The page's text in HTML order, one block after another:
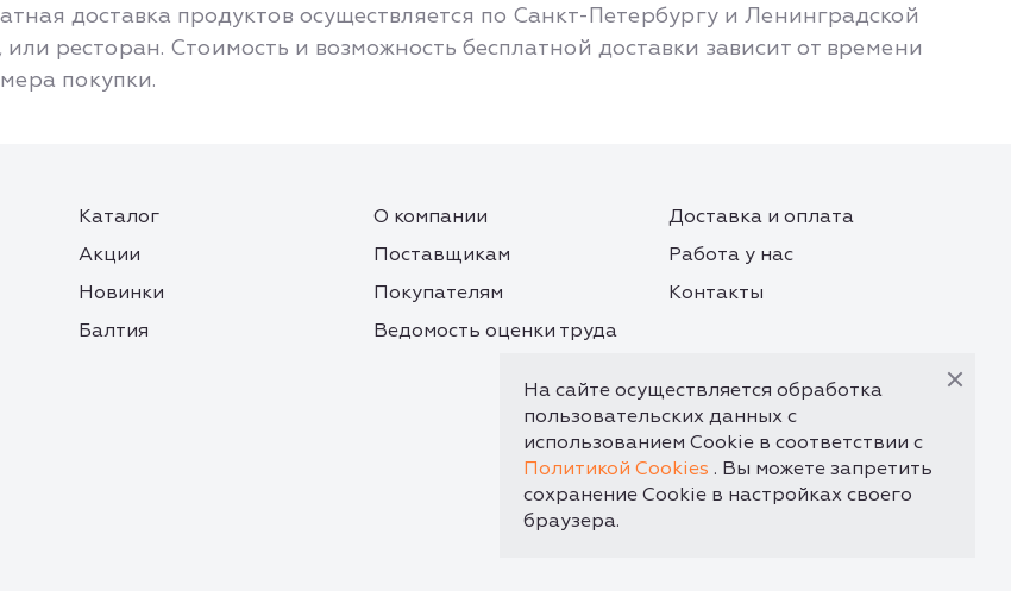
доставка продуктов осуществляется по Санкт-Петербургу и Ленинградской
ресторан. Стоимость и возможность бесплатной доставки зависит от времени
покупки.
Каталог О компании
Доставка и оплата
Акции
Поставщикам
Работа у нас
Новинки
Покупателям
Контакты
Балтия
Ведомость оценки труда
На сайте осуществляется обработка
пользовательских данных с
использованием Cookie в соответствии с
Политикой Cookies . Вы можете запретить
сохранение Cookie в настройках своего
браузера.